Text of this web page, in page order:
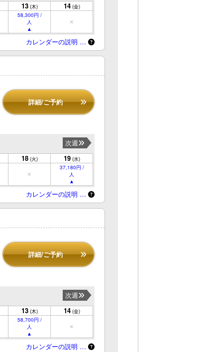
13 (木) 14 (金)
58,300円 /
人
カレンダーの説明 …
詳細/ご予約
次週
18 (火) 19 (水)
37,180円 /
人
カレンダーの説明 …
詳細/ご予約
次週
13 (木) 14 (金)
58,700円 /
人
カレンダーの説明 …